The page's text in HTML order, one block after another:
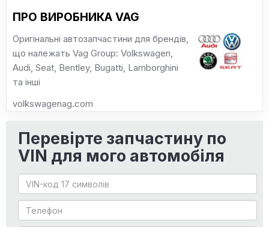
ПРО ВИРОБНИКА VAG
Оригінальні автозапчастини для брендів,
що належать Vag Group: Volkswagen,
Audi, Seat, Bentley, Bugatti, Lamborghini
та інші
volkswagenag.com
Перевірте запчастину по
VIN для мого автомобіля